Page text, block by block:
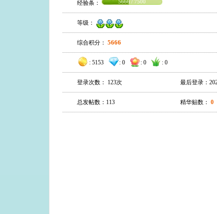
经验条： 5666 / 7500
等级：
综合积分： 5666
: 5153 : 0 : 0 : 0
登录次数： 123次 最后登录：
总发帖数：113 精华贴数： 0